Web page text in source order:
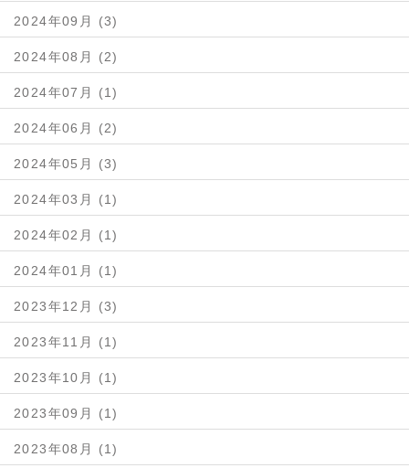
2024年09月 (3)
2024年08月 (2)
2024年07月 (1)
2024年06月 (2)
2024年05月 (3)
2024年03月 (1)
2024年02月 (1)
2024年01月 (1)
2023年12月 (3)
2023年11月 (1)
2023年10月 (1)
2023年09月 (1)
2023年08月 (1)